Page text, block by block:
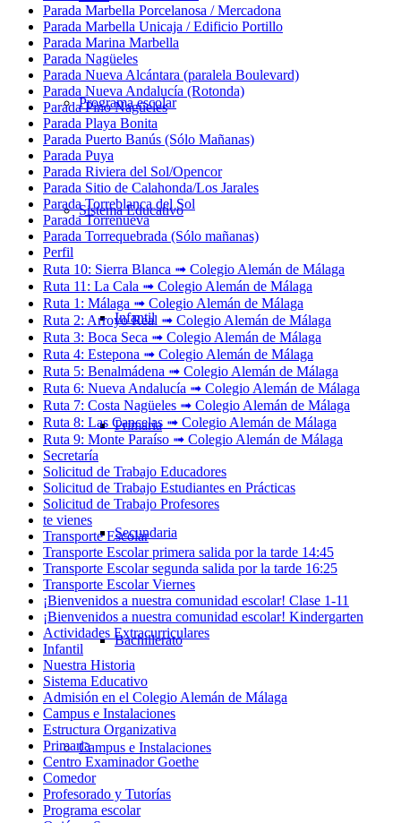
Programa escolar
Sistema Educativo
Infantil
Primaria
Secundaria
Bachillerato
Campus e Instalaciones
Parada Marbella Porcelanosa / Mercadona
Parada Marbella Unicaja / Edificio Portillo
Parada Marina Marbella
Parada Nagüeles
Parada Nueva Alcántara (paralela Boulevard)
Parada Nueva Andalucía (Rotonda)
Parada Pino Nagüeles
Parada Playa Bonita
Parada Puerto Banús (Sólo Mañanas)
Parada Puya
Parada Riviera del Sol/Opencor
Parada Sitio de Calahonda/Los Jarales
Parada Torreblanca del Sol
Parada Torrenueva
Parada Torrequebrada (Sólo mañanas)
Perfil
Ruta 10: Sierra Blanca ➟ Colegio Alemán de Málaga
Ruta 11: La Cala ➟ Colegio Alemán de Málaga
Ruta 1: Málaga ➟ Colegio Alemán de Málaga
Ruta 2: Arroyo Real ➟ Colegio Alemán de Málaga
Ruta 3: Boca Seca ➟ Colegio Alemán de Málaga
Ruta 4: Estepona ➟ Colegio Alemán de Málaga
Ruta 5: Benalmádena ➟ Colegio Alemán de Málaga
Ruta 6: Nueva Andalucía ➟ Colegio Alemán de Málaga
Ruta 7: Costa Nagüeles ➟ Colegio Alemán de Málaga
Ruta 8: Las Cancelas ➟ Colegio Alemán de Málaga
Ruta 9: Monte Paraíso ➟ Colegio Alemán de Málaga
Secretaría
Solicitud de Trabajo Educadores
Solicitud de Trabajo Estudiantes en Prácticas
Solicitud de Trabajo Profesores
te vienes
Transporte Escolar
Transporte Escolar primera salida por la tarde 14:45
Transporte Escolar segunda salida por la tarde 16:25
Transporte Escolar Viernes
¡Bienvenidos a nuestra comunidad escolar! Clase 1-11
¡Bienvenidos a nuestra comunidad escolar! Kindergarten
Actividades Extracurriculares
Infantil
Nuestra Historia
Sistema Educativo
Admisión en el Colegio Alemán de Málaga
Campus e Instalaciones
Estructura Organizativa
Primaria
Centro Examinador Goethe
Comedor
Profesorado y Tutorías
Programa escolar